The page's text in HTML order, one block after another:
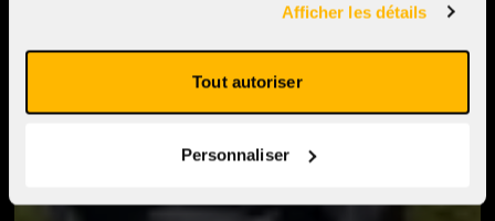
Afficher les détails
Tout autoriser
Personnaliser